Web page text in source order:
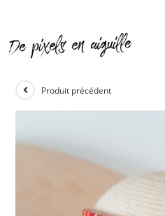
content
Produit précédent